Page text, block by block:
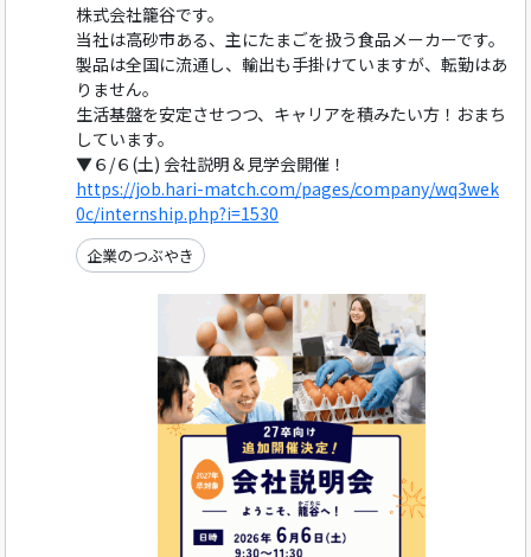
株式会社籠谷です。
当社は高砂市ある、主にたまごを扱う食品メーカーです。
製品は全国に流通し、輸出も手掛けていますが、転勤はあ
りません。
生活基盤を安定させつつ、キャリアを積みたい方！おまち
しています。
▼６/６(土) 会社説明＆見学会開催！
https://job.hari-match.com/pages/company/wq3wek
0c/internship.php?i=1530
企業のつぶやき